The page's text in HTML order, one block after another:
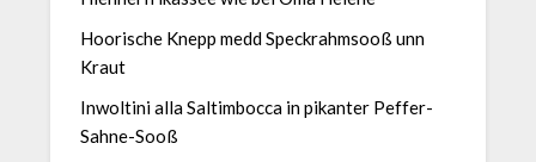
Hoorische Knepp medd Speckrahmsooß unn
Kraut
Inwoltini alla Saltimbocca in pikanter Peffer-
Sahne-Sooß